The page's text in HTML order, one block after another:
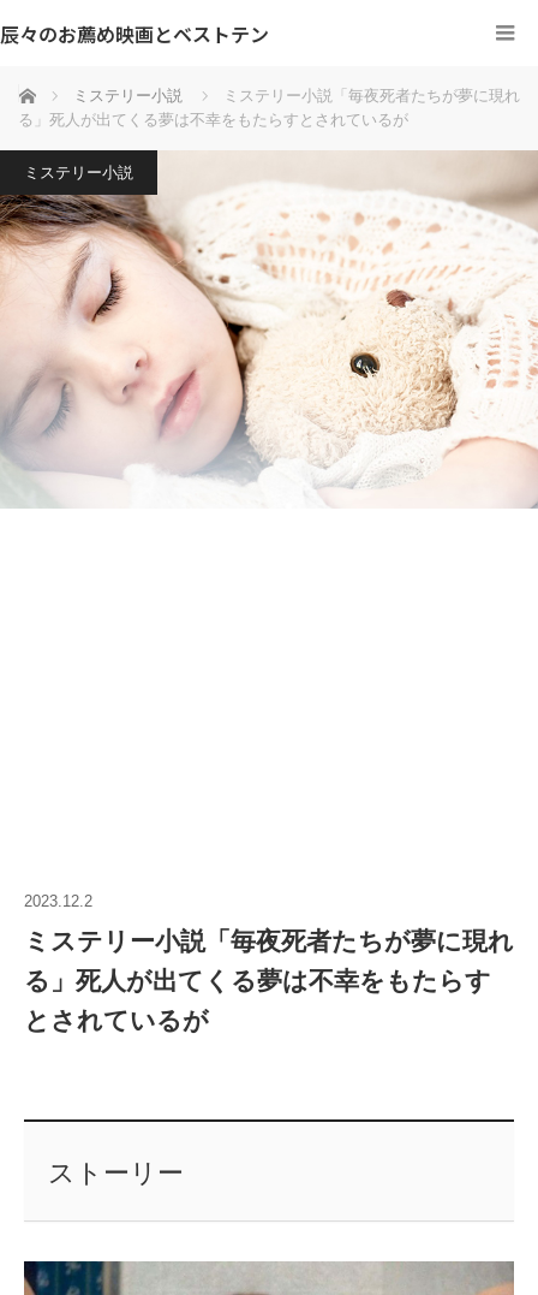
辰々のお薦め映画とベストテン
ホーム ミステリー小説
ミステリー小説「毎夜死者たちが夢に現れ
る」死人が出てくる夢は不幸をもたらすとされているが
ミステリー小説
2023.12.2
ミステリー小説「毎夜死者たちが夢に現れ
る」死人が出てくる夢は不幸をもたらす
とされているが
ストーリー